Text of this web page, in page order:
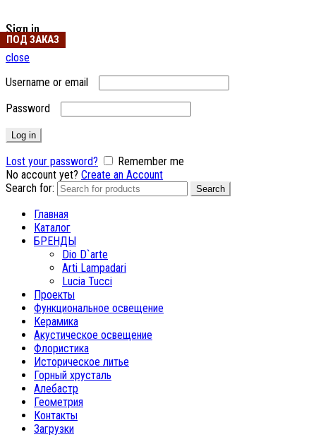
Sign in
close
Username or email
Password
Log in
Lost your password?
Remember me
No account yet? Create an Account
Search for:
Search
Главная
Каталог
БРЕНДЫ
Dio D`arte
Arti Lampadari
Lucia Tucci
Проекты
Функциональное освещение
Керамика
Акустическое освещение
Флористика
Историческое литье
Горный хрусталь
Алебастр
Геометрия
Контакты
Загрузки
ПОД ЗАКАЗ
ПОД ЗАКАЗ